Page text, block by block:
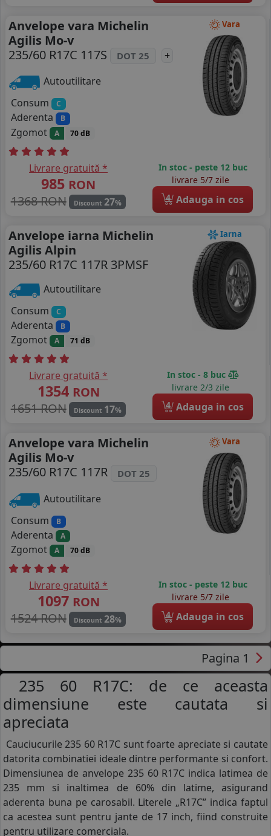
Vara
Anvelope vara Michelin
Agilis Mo-v
235/60 R17C 117S
DOT 25
+
Autoutilitare
Consum
C
Aderenta B
Zgomot A 70 dB
Livrare gratuită *
985 RON
1368 RON
Discount 27%
In stoc - peste 12 buc
livrare 5/7 zile
4 Adauga in cos
Iarna
Anvelope iarna Michelin
Agilis Alpin
235/60 R17C 117R 3PMSF
Autoutilitare
Consum
C
Aderenta B
Zgomot A 71 dB
Livrare gratuită *
1354 RON
1651 RON
Discount 17%
In stoc - 8 buc
livrare 2/3 zile
4 Adauga in cos
Vara
Anvelope vara Michelin
Agilis Mo-v
235/60 R17C 117R
DOT 25
Autoutilitare
Consum
B
Aderenta A
Zgomot A 70 dB
Livrare gratuită *
1097 RON
1524 RON
Discount 28%
In stoc - peste 12 buc
livrare 5/7 zile
4 Adauga in cos
Pagina 1
235 60 R17C: de ce aceasta
dimensiune este cautata si
apreciata
Cauciucurile 235 60 R17C sunt foarte apreciate si cautate
datorita combinatiei ideale dintre performante si confort.
Dimensiunea de anvelope 235 60 R17C indica latimea de
235 mm si inaltimea de 60% din latime, asigurand
aderenta buna pe carosabil. Literele „R17C” indica faptul
ca acestea sunt pentru jante de 17 inch, fiind construite
pentru utilizare comerciala.